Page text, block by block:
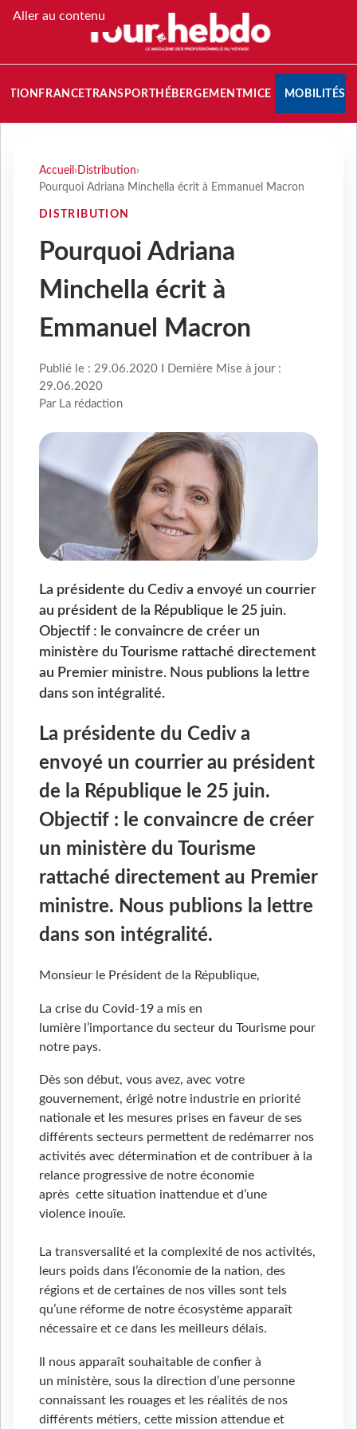
Aller au contenu
FRANCETRANSPORT HÉBERGEMENTMICE MOBILITÉS
Accueil › Distribution›
Pourquoi Adriana Minchella écrit à Emmanuel Macron
DISTRIBUTION
Pourquoi Adriana
Minchella écrit à
Emmanuel Macron
Publié le : 29.06.2020 I Dernière Mise à jour :
29.06.2020
Par La rédaction
La présidente du Cediv a envoyé un courrier
au président de la République le 25 juin.
Objectif : le convaincre de créer un
ministère du Tourisme rattaché directement
au Premier ministre. Nous publions la lettre
dans son intégralité.
La présidente du Cediv a
envoyé un courrier au président
de la République le 25 juin.
Objectif : le convaincre de créer
un ministère du Tourisme
rattaché directement au Premier
ministre. Nous publions la lettre
dans son intégralité.
Monsieur le Président de la République,
La crise du Covid-19 a mis en
lumière l’importance du secteur du Tourisme pour
notre pays.
Dès son début, vous avez, avec votre
gouvernement, érigé notre industrie en priorité
nationale et les mesures prises en faveur de ses
différents secteurs permettent de redémarrer nos
activités avec détermination et de contribuer à la
relance progressive de notre économie
après cette situation inattendue et d’une
violence inouïe.
La transversalité et la complexité de nos activités,
leurs poids dans l’économie de la nation, des
régions et de certaines de nos villes sont tels
qu’une réforme de notre écosystème apparaît
nécessaire et ce dans les meilleurs délais.
Il nous apparaît souhaitable de confier à
un ministère, sous la direction d’une personne
connaissant les rouages et les réalités de nos
différents métiers, cette mission attendue et